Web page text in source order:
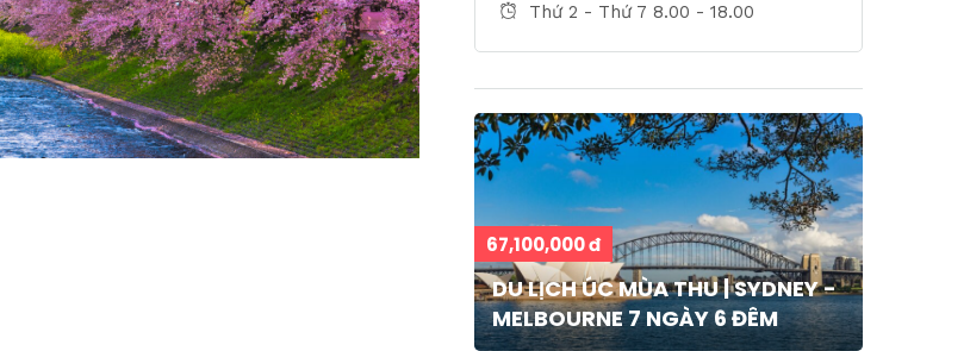
Thứ 2 - Thứ 7 8.00 - 18.00
67,100,000 đ
DU LỊCH ÚC MÙA THU | SYDNEY -
MELBOURNE 7 NGÀY 6 ĐÊM